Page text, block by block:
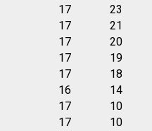
17
23
17
21
17
20
17
19
17
18
16
14
17
10
17
10